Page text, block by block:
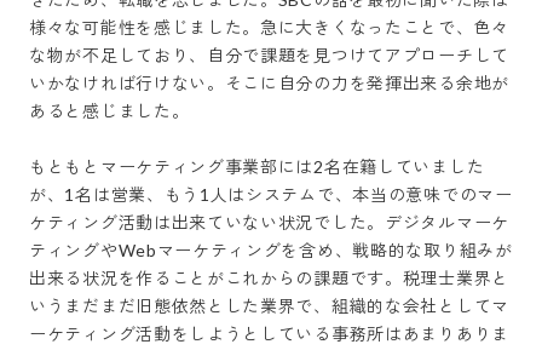
様々な可能性を感じました。急に大きくなったことで、色々
な物が不足しており、自分で課題を見つけてアプローチして
いかなければ行けない。そこに自分の力を発揮出来る余地が
あると感じました。
もともとマーケティング事業部には2名在籍していました
が、1名は営業、もう1人はシステムで、本当の意味でのマー
ケティング活動は出来ていない状況でした。デジタルマーケ
ティングやWebマーケティングを含め、戦略的な取り組みが
出来る状況を作ることがこれからの課題です。税理士業界と
いうまだまだ旧態依然とした業界で、組織的な会社としてマ
ーケティング活動をしようとしている事務所はあまりありま